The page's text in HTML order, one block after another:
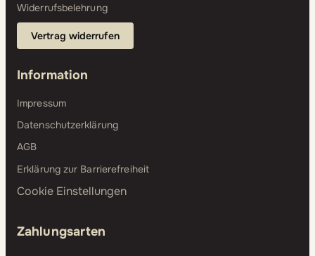
Widerrufsbelehrung
Vertrag widerrufen
Information
Impressum
Datenschutzerklärung
AGB
Erklärung zur Barrierefreiheit
Cookie Einstellungen
Zahlungsarten